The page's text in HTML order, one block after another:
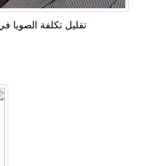
تقليل تكلفة الصويا